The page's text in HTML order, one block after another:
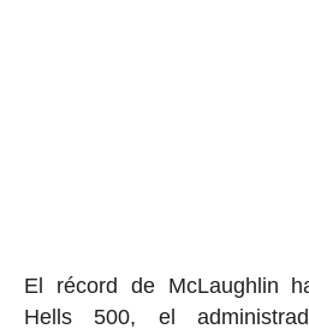
El récord de McLaughlin
Hells 500, el